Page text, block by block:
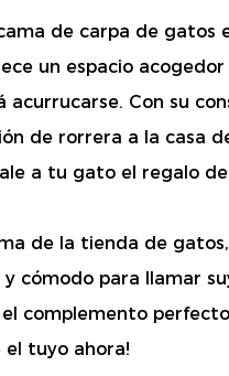
de carpa de gatos
un espacio
acurrucarse. Con su
de rorrera a la casa
a tu gato el regalo
de la tienda de
cómodo para llamar
el complemento
el tuyo ahora!